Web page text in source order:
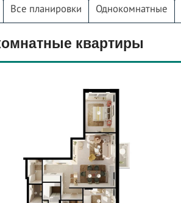
Все планировки Однокомнатные
квартиры